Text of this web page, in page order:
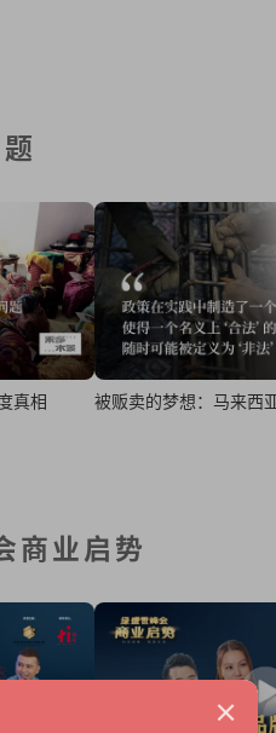
真相 被贩卖的梦想：马来西
商业启势
×